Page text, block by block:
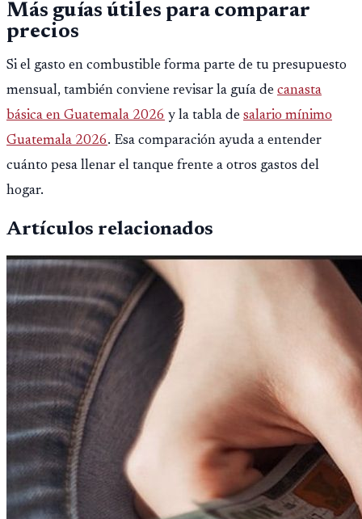
Más guías útiles para comparar
precios
Si el gasto en combustible forma parte de tu presupuesto
mensual, también conviene revisar la guía de canasta
básica en Guatemala 2026 y la tabla de salario mínimo
Guatemala 2026. Esa comparación ayuda a entender
cuánto pesa llenar el tanque frente a otros gastos del
hogar.
Artículos relacionados